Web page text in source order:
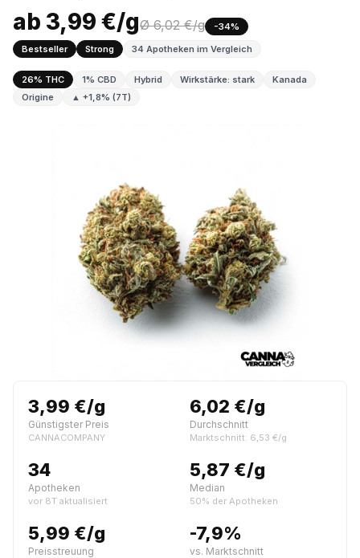
ab 3,99 €/gØ 6,02 €/g
-34%
Bestseller
Strong 34 Apotheken im Vergleich
26% THC 1% CBD Hybrid Wirkstärke: stark
Kanada
Origine
▲ +1,8% (7T)
3,99 €/g
Günstigster Preis
CANNACOMPANY
6,02 €/g
Durchschnitt
Marktschnitt: 6,53 €/g
34
Apotheken
vor 8T aktualisiert
5,87 €/g
Median
50% der Apotheken
5,99 €/g
Preisstreuung
-7,9%
vs. Marktschnitt